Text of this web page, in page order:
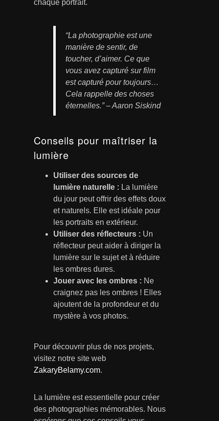
chaque portrait.
“La photographie est une
manière de sentir, de
toucher, d’aimer. Ce que
vous avez capturé sur film
est capturé pour toujours…
Cela rappelle des choses
éternelles.” – Aaron Siskind
Conseils pour maîtriser la
lumière
Utiliser des sources de
lumière naturelle : La lumière
du jour peut offrir des effets doux
et naturels. Elle est idéale pour
les portraits en extérieur.
Utiliser des réflecteurs : Un
réflecteur peut aider à diriger la
lumière sur le sujet et à réduire
les ombres dures.
Jouer avec les ombres : Ne
craignez pas les ombres ! Elles
ajoutent de la profondeur et du
mystère à vos photos.
Pour découvrir plus de nos projets,
visitez notre site web
ZakaryBelamy.com.
La lumière est essentielle pour créer
des photographies mémorables. Nous